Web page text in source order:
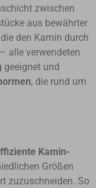
zwischen
aus bewährter
den Kamin durch
alle verwendeten
geeignet und
, die rund um
Kamin-
Größen
zuzuschneiden. So